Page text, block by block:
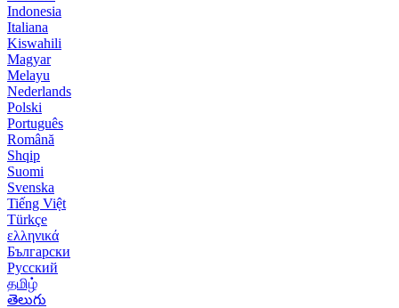
Indonesia
Italiana
Kiswahili
Magyar
Melayu
Nederlands
Polski
Português
Română
Shqip
Suomi
Svenska
Tiếng Việt
Türkçe
ελληνικά
Български
Русский
தமிழ்
తెలుగు